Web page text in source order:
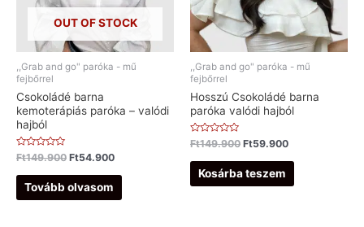
OUT OF STOCK
,,Grab and go" paróka - mű
fejbőrrel
Csokoládé barna
kemoterápiás paróka – valódi
hajból
Értékelés:
0
/
Ft149.900 Ft54.900
Tovább olvasom
,,Grab and go" paróka - mű
fejbőrrel
Hosszú Csokoládé barna
paróka valódi hajból
Értékelés:
0
/
Ft149.900 Ft59.900
Kosárba teszem